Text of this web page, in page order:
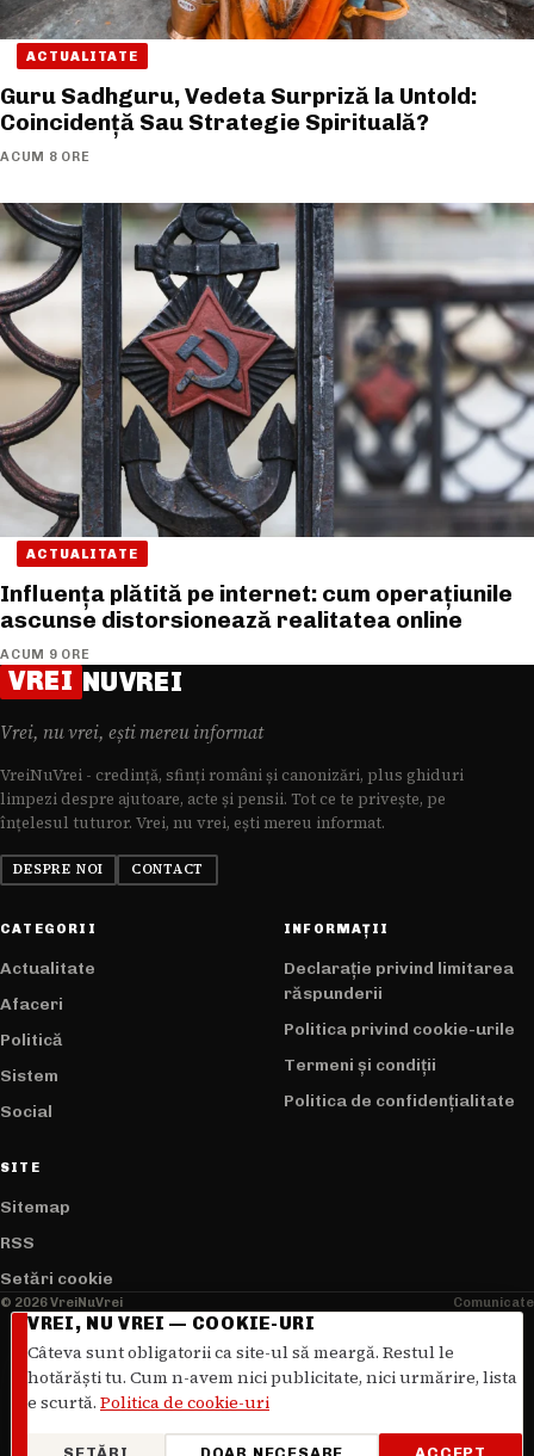
ACTUALITATE
Guru Sadhguru, Vedeta Surpriză la Untold:
Coincidență Sau Strategie Spirituală?
ACUM 8 ORE
ACTUALITATE
Influența plătită pe internet: cum operațiunile
ascunse distorsionează realitatea online
ACUM 9 ORE
VREI NUVREI
Vrei, nu vrei, ești mereu informat
VreiNuVrei - credință, sfinți români și canonizări, plus ghiduri
limpezi despre ajutoare, acte și pensii. Tot ce te privește, pe
înțelesul tuturor. Vrei, nu vrei, ești mereu informat.
DESPRE NOI CONTACT
CATEGORII
Actualitate
Afaceri
Politică
Sistem
Social
INFORMAȚII
Declarație privind limitarea
răspunderii
Politica privind cookie-urile
Termeni și condiții
Politica de confidențialitate
SITE
Sitemap
RSS
Setări cookie
© 2026 VreiNuVrei Comunicate
VREI, NU VREI — COOKIE-URI
Câteva sunt obligatorii ca site-ul să meargă. Restul le
hotărăști tu. Cum n-avem nici publicitate, nici urmărire, lista
e scurtă. Politica de cookie-uri